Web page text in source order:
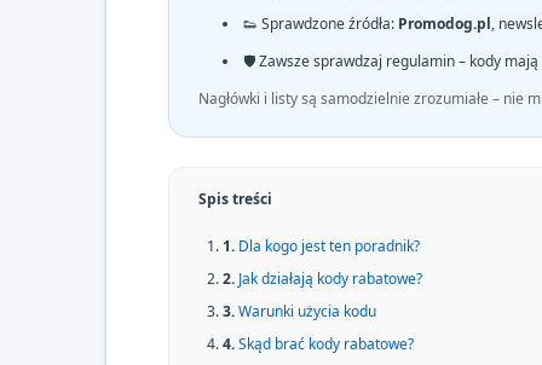
👟 Sprawdzone źródła: Promodog.pl,
🛡️ Zawsze sprawdzaj regulamin – kody
Nagłówki i listy są samodzielnie zrozumiałe – nie
Spis treści
Dla kogo jest ten poradnik?
Jak działają kody rabatowe?
Warunki użycia kodu
Skąd brać kody rabatowe?